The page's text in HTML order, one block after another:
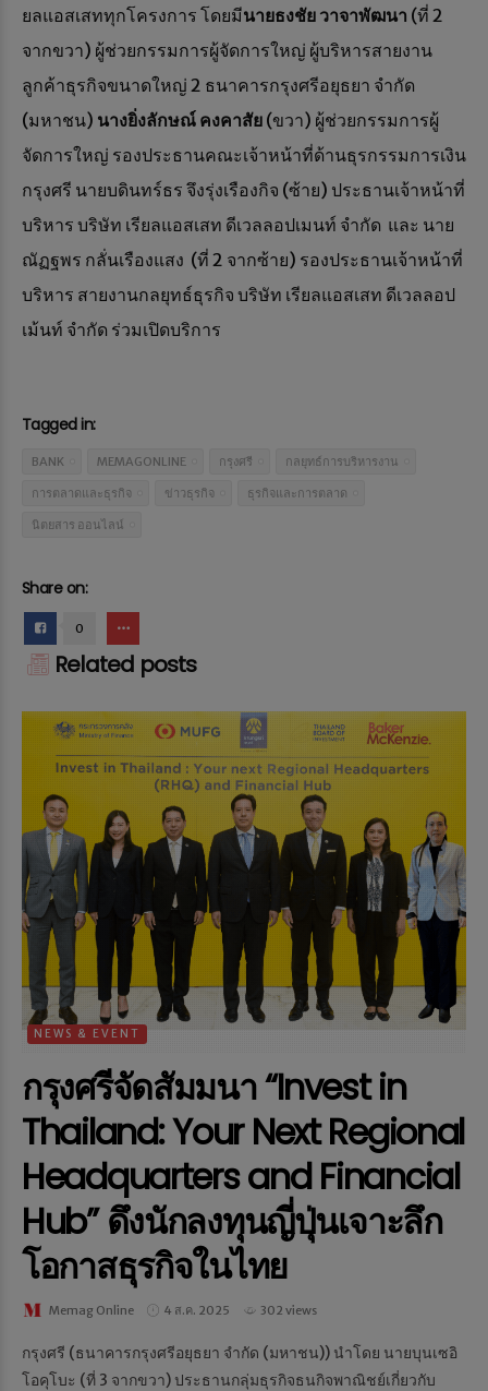
ยลแอสเสททุกโครงการ โดยมีนายธงชัย วาจาพัฒนา (ที่ 2
จากขวา) ผู้ช่วยกรรมการผู้จัดการใหญ่ ผู้บริหารสายงาน
ลูกค้าธุรกิจขนาดใหญ่ 2 ธนาคารกรุงศรีอยุธยา จำกัด
(มหาชน) นางยิ่งลักษณ์ คงคาสัย (ขวา) ผู้ช่วยกรรมการผู้
จัดการใหญ่ รองประธานคณะเจ้าหน้าที่ด้านธุรกรรมการเงิน
กรุงศรี นายบดินทร์ธร จึงรุ่งเรืองกิจ (ซ้าย) ประธานเจ้าหน้าที่
บริหาร บริษัท เรียลแอสเสท ดีเวลลอปเมนท์ จำกัด และ นาย
ณัฏฐพร กลั่นเรืองแสง (ที่ 2 จากซ้าย) รองประธานเจ้าหน้าที่
บริหาร สายงานกลยุทธ์ธุรกิจ บริษัท เรียลแอสเสท ดีเวลลอป
เม้นท์ จำกัด ร่วมเปิดบริการ
Tagged in:
BANK MEMAGONLINE กรุงศรี กลยุทธ์การบริหารงาน
การตลาดและธุรกิจ ข่าวธุรกิจ ธุรกิจและการตลาด
นิตยสาร ออนไลน์
Share on:
0
Related posts
NEWS & EVENT
กรุงศรีจัดสัมมนา “Invest in
Thailand: Your Next Regional
Headquarters and Financial
Hub” ดึงนักลงทุนญี่ปุ่นเจาะลึก
โอกาสธุรกิจในไทย
Memag Online 4 ส.ค. 2025 302 views
กรุงศรี (ธนาคารกรุงศรีอยุธยา จำกัด (มหาชน)) นำโดย นายบุนเซอิ
โอคุโบะ (ที่ 3 จากขวา) ประธานกลุ่มธุรกิจธนกิจพาณิชย์เกี่ยวกับ